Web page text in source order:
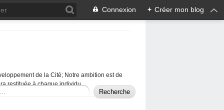
Connexion + Créer mon blog
de la Cité; Notre ambition est de
restituée à chaque individu.